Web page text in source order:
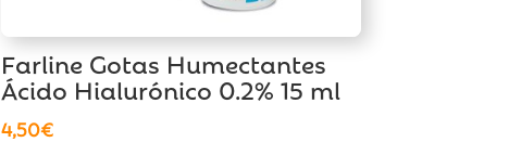
Farline Gotas Humectantes
Ácido Hialurónico 0.2% 15 ml
4,50€